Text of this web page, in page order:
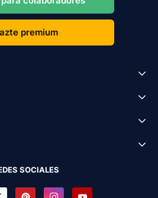
premium
SOCIALES